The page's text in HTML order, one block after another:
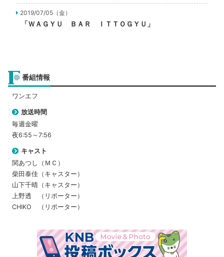
2019/07/05（金）
「ＷＡＧＹＵ ＢＡＲ ＩＴＴＯＧＹＵ」
番組情報
ワンエフ
放送時間
毎週金曜
夜6:55～7:56
キャスト
関あつし（ＭＣ）
柴田泰佳（キャスター）
山下千晴（キャスター）
上野透 （リポーター）
CHIKO （リポーター）